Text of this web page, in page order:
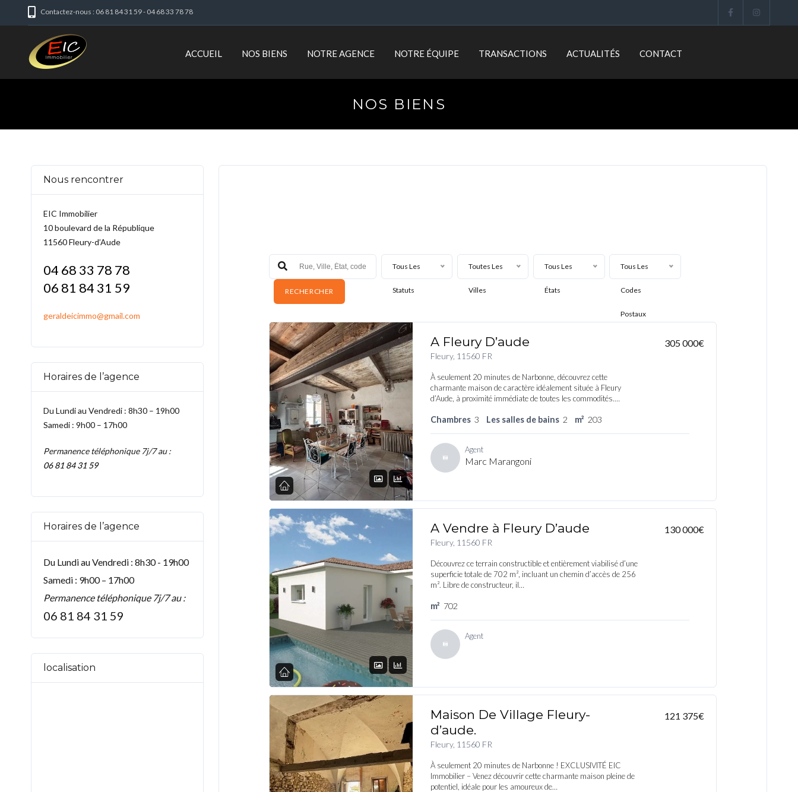
Contactez-nous : 06 81 84 31 59 - 04 68 33 78 78
ACCUEIL NOS BIENS NOTRE AGENCE NOTRE ÉQUIPE TRANSACTIONS ACTUALITÉS CONTACT
NOS BIENS
Nous rencontrer
EIC Immobilier
10 boulevard de la République
11560 Fleury-d’Aude
04 68 33 78 78
06 81 84 31 59
geraldeicimmo@gmail.com
Horaires de l’agence
Du Lundi au Vendredi : 8h30 – 19h00
Samedi : 9h00 – 17h00
Permanence téléphonique 7j/7 au :
06 81 84 31 59
Horaires de l’agence
Du Lundi au Vendredi : 8h30 - 19h00
Samedi : 9h00 – 17h00
Permanence téléphonique 7j/7 au :
06 81 84 31 59
localisation
Tous Les
Statuts
Toutes Les
Villes
Tous Les
États
Tous Les
Codes
Postaux
A Fleury D’aude
Fleury, 11560 FR
305 000€
À seulement 20 minutes de Narbonne, découvrez cette
charmante maison de caractère idéalement située à Fleury
d’Aude, à proximité immédiate de toutes les commodités.…
Chambres 3 Les salles de bains 2 m² 203
Agent
Marc Marangoni
A Vendre à Fleury D’aude
Fleury, 11560 FR
130 000€
Découvrez ce terrain constructible et entièrement viabilisé d’une
superficie totale de 702 m², incluant un chemin d’accès de 256
m². Libre de constructeur, il…
m² 702
Agent
Maison De Village Fleury-
d’aude.
Fleury, 11560 FR
121 375€
À seulement 20 minutes de Narbonne ! EXCLUSIVITÉ EIC
Immobilier – Venez découvrir cette charmante maison pleine de
potentiel, idéale pour les amoureux de…